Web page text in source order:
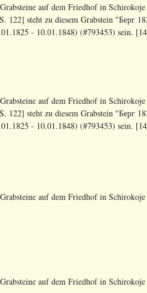
auf dem Friedhof in
122] steht zu diesem Grabstein "Берг
- 10.01.1848) (#793453) sein.
auf dem Friedhof in
122] steht zu diesem Grabstein "Берг
- 10.01.1848) (#793453) sein.
auf dem Friedhof in
auf dem Friedhof in